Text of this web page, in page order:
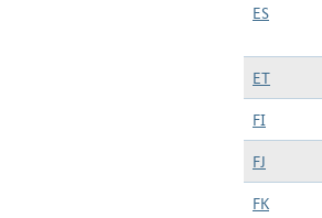
ES
ET
FI
FJ
FK